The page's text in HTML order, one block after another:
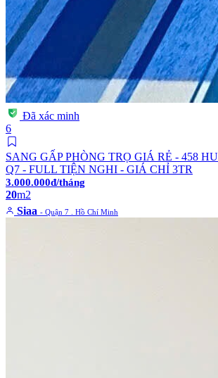
Đã xác minh
6
SANG GẤP PHÒNG TRỌ GIÁ RẺ - 458
Q7 - FULL TIỆN NGHI - GIÁ CHỈ 3TR
3.000.000đ/tháng
20m2
Siaa - Quận 7 . Hồ Chí Minh